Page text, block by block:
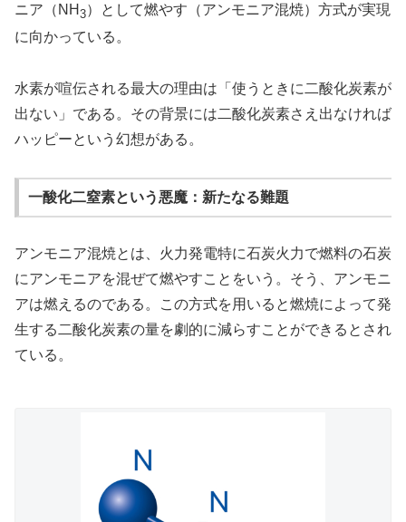
ニア（NH 3）として燃やす（アンモニア混焼）方式が実現
に向かっている。
水素が喧伝される最大の理由は「使うときに二酸化炭素が
出ない」である。その背景には二酸化炭素さえ出なければ
ハッピーという幻想がある。
一酸化二窒素という悪魔：新たなる難題
アンモニア混焼とは、火力発電特に石炭火力で燃料の石炭
にアンモニアを混ぜて燃やすことをいう。そう、アンモニ
アは燃えるのである。この方式を用いると燃焼によって発
生する二酸化炭素の量を劇的に減らすことができるとされ
ている。